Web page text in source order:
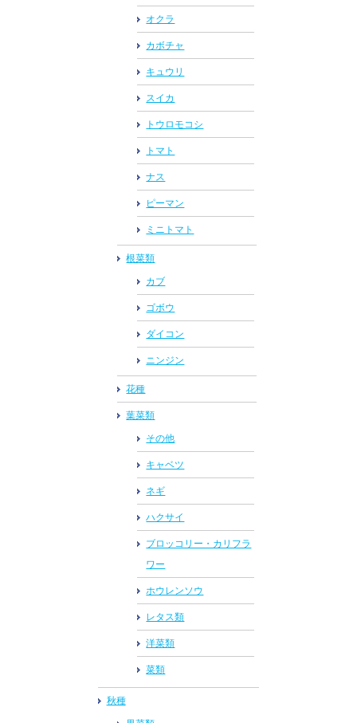
オクラ
カボチャ
キュウリ
スイカ
トウロモコシ
トマト
ナス
ピーマン
ミニトマト
根菜類
カブ
ゴボウ
ダイコン
ニンジン
花種
葉菜類
その他
キャベツ
ネギ
ハクサイ
ブロッコリー・カリフラ
ワー
ホウレンソウ
レタス類
洋菜類
菜類
秋種